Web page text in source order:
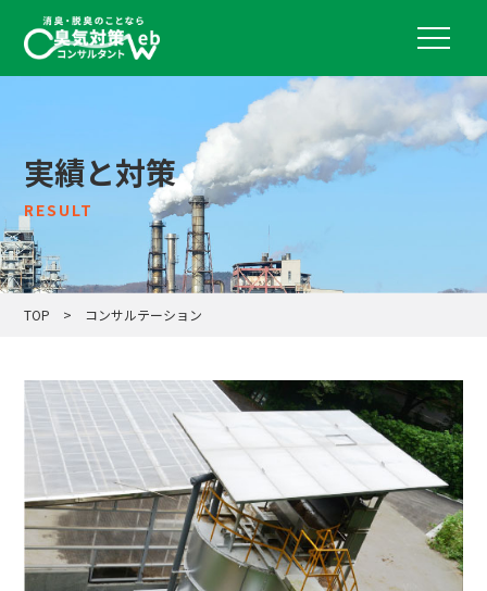
実績と対策
RESULT
TOP > コンサルテーション